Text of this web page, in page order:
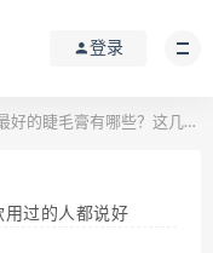
登录
睫毛膏有哪些？这几款用过的人都说好
用过的人都说好